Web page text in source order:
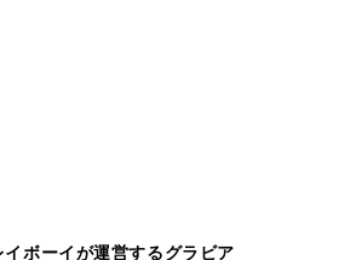
イボーイが運営するグラビア